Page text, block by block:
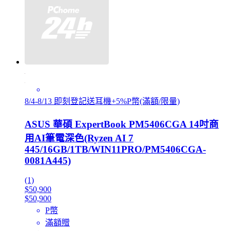
8/4-8/13 即刻登記送耳機+5%P幣(滿額/限量)
ASUS 華碩 ExpertBook PM5406CGA 14吋商
用AI筆電深色(Ryzen AI 7
445/16GB/1TB/WIN11PRO/PM5406CGA-
0081A445)
(1)
$50,900
$50,900
P幣
滿額贈